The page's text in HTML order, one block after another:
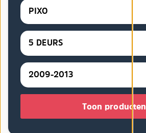
PIXO
5 DEURS
2009-2013
Toon producten